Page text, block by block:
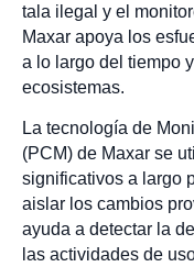
tala ilegal y el
Maxar apoya los
a lo largo del tiempo
ecosistemas.
La tecnología de
(PCM) de Maxar se
significativos a largo
aislar los cambios
ayuda a detectar la
las actividades de